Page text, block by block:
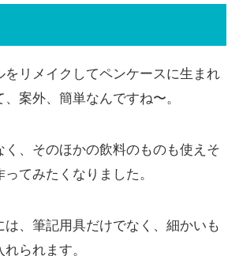
をリメイクしてペンケースに生まれ
案外、簡単なんですね〜。
く、そのほかの飲料のものも使えそ
てみたくなりました。
は、筆記用具だけでなく、細かいも
られます。